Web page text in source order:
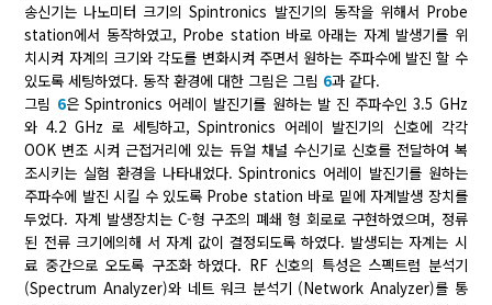
송신기는 나노미터 크기의 Spintronics 발진기의 동작을 위해서 Probe
station에서 동작하였고, Probe station 바로 아래는 자계 발생기를 위
치시켜 자계의 크기와 각도를 변화시켜 주면서 원하는 주파수에 발진 할 수
있도록 세팅하였다. 동작 환경에 대한 그림은 그림 6과 같다.
그림 6은 Spintronics 어레이 발진기를 원하는 발 진 주파수인 3.5 GHz
와 4.2 GHz 로 세팅하고, Spintronics 어레이 발진기의 신호에 각각
OOK 변조 시켜 근접거리에 있는 듀얼 채널 수신기로 신호를 전달하여 복
조시키는 실험 환경을 나타내었다. Spintronics 어레이 발진기를 원하는
주파수에 발진 시킬 수 있도록 Probe station 바로 밑에 자계발생 장치를
두었다. 자계 발생장치는 C-형 구조의 폐쇄 형 회로로 구현하였으며, 정류
된 전류 크기에의해 서 자계 값이 결정되도록 하였다. 발생되는 자계는 시
료 중간으로 오도록 구조화 하였다. RF 신호의 특성은 스펙트럼 분석기
(Spectrum Analyzer)와 네트 워크 분석기 (Network Analyzer)를 통